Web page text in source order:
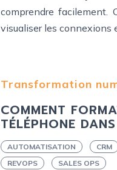
comprendre facilement.
visualiser les connexions
Transformation
COMMENT
TÉLÉPHONE
AUTOMATISATION CRM
REVOPS
SALES OPS